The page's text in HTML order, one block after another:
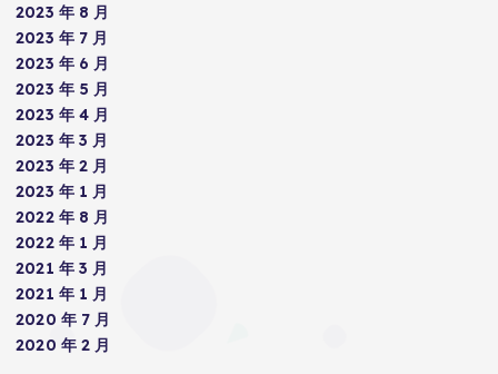
2023 年 8 月
2023 年 7 月
2023 年 6 月
2023 年 5 月
2023 年 4 月
2023 年 3 月
2023 年 2 月
2023 年 1 月
2022 年 8 月
2022 年 1 月
2021 年 3 月
2021 年 1 月
2020 年 7 月
2020 年 2 月